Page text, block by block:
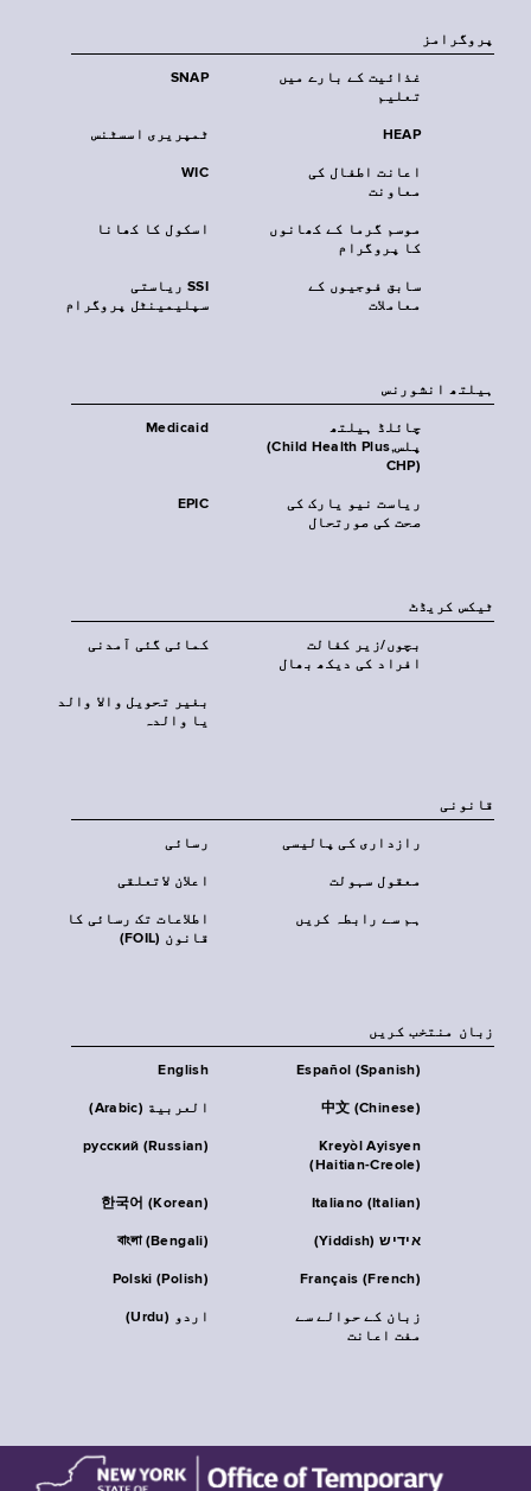
پروگرامز
SNAP
غذائیت کے بارے میں
تعلیم
ٹمپریری اسسٹنس HEAP
WIC
اعانت اطفال کی
معاونت
اسکول کا کھانا
موسم گرما کے کھانوں
کا پروگرام
SSI ریاستی
سپلیمینٹل پروگرام
سابق فوجیوں کے
معاملات
‏ہیلتھ انشورنس
Medicaid
چائلڈ ہیلتھ
پلس‎(Child Health Plus,
CHP)‎
EPIC
ریاست نیو یارک کی
صحت کی صورتحال
ٹیکس کریڈٹ
کمائی گئی آمدنی
بچوں/زیر کفالت
افراد کی دیکھ بھال
بغیر تحویل والا والد
یا والدہ
قانونی
رسائی رازداری کی پالیسی
اعلان لاتعلقی معقول سہولت
اطلاعات تک رسائی کا
قانون (FOIL)
ہم سے رابطہ کریں
زبان منتخب کریں
English Español (Spanish)
العربية (Arabic) 中文 (Chinese)
русский (Russian)
Kreyòl Ayisyen
(Haitian-Creole)
한국어 (Korean) Italiano (Italian)
বাংলা (Bengali) אידיש (Yiddish)
Polski (Polish) Français (French)
اردو (Urdu)
زبان کے حوالے سے
مفت اعانت